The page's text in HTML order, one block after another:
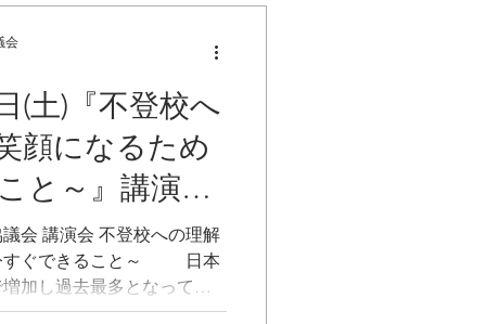
(土)『不登校へ
顔になるため
と～』講演会
会 講演会 不登校への理解
すぐできること～ 日本
加し過去最多となってお
校となっています。ま
会